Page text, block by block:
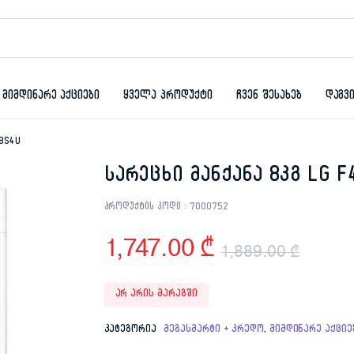
მიმდინარე აქციები ყველა პროდუქტი ჩვენ შესახებ
სარეცხი მანქანა 8კგ LG
პროდუქტის კოდი : 7000752
1,889.00₾
price
1,747.00 ₾
price
არ არის მარაგში
კატეგორია მეგასმარტი + კრედო, მიმდინარე